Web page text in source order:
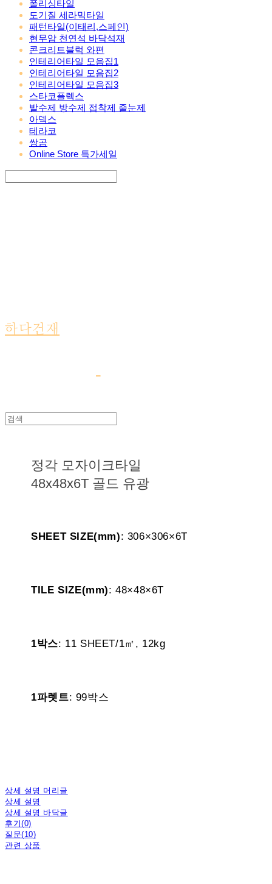
폴리싱타일
도기질 세라믹타일
패턴타일(이태리,스페인)
현무암 천연석 바닥석재
콘크리트블럭 와편
인테리어타일 모음집1
인테리어타일 모음집2
인테리어타일 모음집3
스타코플렉스
발수제 방수제 접착제 줄눈제
아덱스
테라코
쌍곰
Online Store 특가세일
하다건재
정각 모자이크타일
48x48x6T 골드 유광
SHEET SIZE(mm): 306×306×6T
TILE SIZE(mm): 48×48×6T
1박스: 11 SHEET/1㎡, 12kg
1파렛트: 99박스
상세 설명 머리글
상세 설명
상세 설명 바닥글
후기(0)
질문(10)
관련 상품